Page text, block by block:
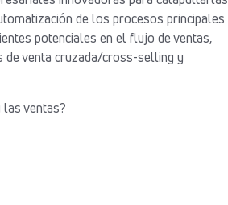
de los procesos principales
potenciales en el flujo de ventas,
de venta cruzada/cross-selling y
las ventas?